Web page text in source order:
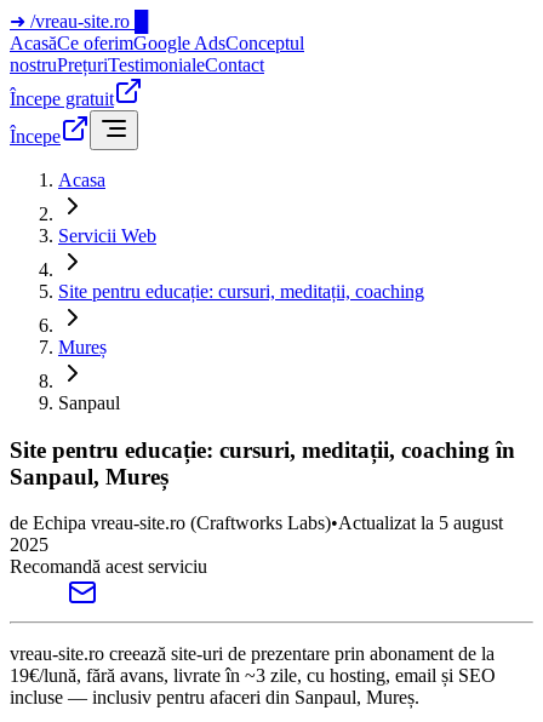
➜ /vreau-site.ro
AcasăCe oferimGoogle AdsConceptul
nostruPrețuriTestimonialeContact
Începe gratuit
Începe
Acasa
Servicii Web
Site pentru educație: cursuri, meditații, coaching
Mureș
Sanpaul
Site pentru educație: cursuri, meditații, coaching în
Sanpaul, Mureș
de Echipa vreau-site.ro (Craftworks Labs)•Actualizat la 5 august
2025
Recomandă acest serviciu
vreau-site.ro creează site-uri de prezentare prin abonament de la
19€/lună, fără avans, livrate în ~3 zile, cu hosting, email și SEO
incluse — inclusiv pentru afaceri din Sanpaul, Mureș.